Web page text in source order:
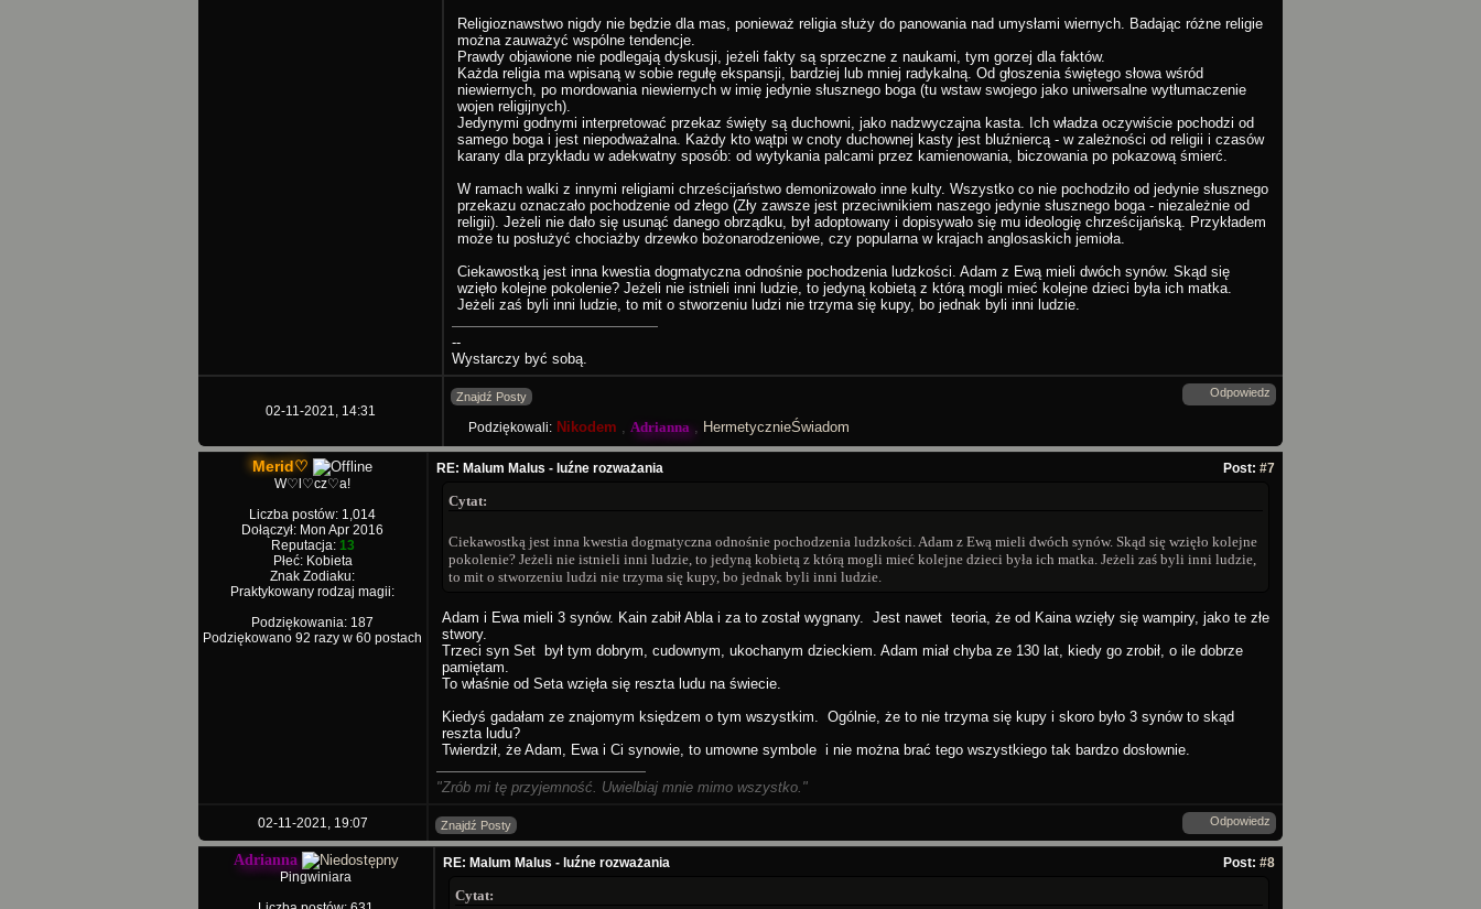
Religioznawstwo nigdy nie będzie dla mas, ponieważ religia służy do panowania nad umysłami wiernych. Badając różne religie
można zauważyć wspólne tendencje.
Prawdy objawione nie podlegają dyskusji, jeżeli fakty są sprzeczne z naukami, tym gorzej dla faktów.
Każda religia ma wpisaną w sobie regułę ekspansji, bardziej lub mniej radykalną. Od głoszenia świętego słowa wśród
niewiernych, po mordowania niewiernych w imię jedynie słusznego boga (tu wstaw swojego jako uniwersalne wytłumaczenie
wojen religijnych).
Jedynymi godnymi interpretować przekaz święty są duchowni, jako nadzwyczajna kasta. Ich władza oczywiście pochodzi od
samego boga i jest niepodważalna. Każdy kto wątpi w cnoty duchownej kasty jest bluźniercą - w zależności od religii i czasów
karany dla przykładu w adekwatny sposób: od wytykania palcami przez kamienowania, biczowania po pokazową śmierć.
W ramach walki z innymi religiami chrześcijaństwo demonizowało inne kulty. Wszystko co nie pochodziło od jedynie słusznego
przekazu oznaczało pochodzenie od złego (Zły zawsze jest przeciwnikiem naszego jedynie słusznego boga - niezależnie od
religii). Jeżeli nie dało się usunąć danego obrządku, był adoptowany i dopisywało się mu ideologię chrześcijańską. Przykładem
może tu posłużyć chociażby drzewko bożonarodzeniowe, czy popularna w krajach anglosaskich jemioła.
Ciekawostką jest inna kwestia dogmatyczna odnośnie pochodzenia ludzkości. Adam z Ewą mieli dwóch synów. Skąd się
wzięło kolejne pokolenie? Jeżeli nie istnieli inni ludzie, to jedyną kobietą z którą mogli mieć kolejne dzieci była ich matka.
Jeżeli zaś byli inni ludzie, to mit o stworzeniu ludzi nie trzyma się kupy, bo jednak byli inni ludzie.
--
Wystarczy być sobą.
02-11-2021, 14:31
Znajdź Posty Odpowiedz
Podziękowali: Nikodem , Adrianna , HermetycznieŚwiadom
Merid♡
W♡l♡cz♡a!
Liczba postów: 1,014
Dołączył: Mon Apr 2016
Reputacja: 13
Płeć: Kobieta
Znak Zodiaku:
Praktykowany rodzaj magii:
Podziękowania: 187
Podziękowano 92 razy w 60 postach
Post: #7
RE: Malum Malus - luźne rozważania
Cytat:
Ciekawostką jest inna kwestia dogmatyczna odnośnie pochodzenia ludzkości. Adam z Ewą mieli dwóch synów. Skąd się wzięło kolejne
pokolenie? Jeżeli nie istnieli inni ludzie, to jedyną kobietą z którą mogli mieć kolejne dzieci była ich matka. Jeżeli zaś byli inni ludzie,
to mit o stworzeniu ludzi nie trzyma się kupy, bo jednak byli inni ludzie.
Adam i Ewa mieli 3 synów. Kain zabił Abla i za to został wygnany. Jest nawet teoria, że od Kaina wzięły się wampiry, jako te złe
stwory.
Trzeci syn Set był tym dobrym, cudownym, ukochanym dzieckiem. Adam miał chyba ze 130 lat, kiedy go zrobił, o ile dobrze
pamiętam.
To właśnie od Seta wzięła się reszta ludu na świecie.
Kiedyś gadałam ze znajomym księdzem o tym wszystkim. Ogólnie, że to nie trzyma się kupy i skoro było 3 synów to skąd
reszta ludu?
Twierdził, że Adam, Ewa i Ci synowie, to umowne symbole i nie można brać tego wszystkiego tak bardzo dosłownie.
"Zrób mi tę przyjemność. Uwielbiaj mnie mimo wszystko."
02-11-2021, 19:07 Znajdź Posty Odpowiedz
Adrianna
Pingwiniara
Post: #8
RE: Malum Malus - luźne rozważania
Cytat: